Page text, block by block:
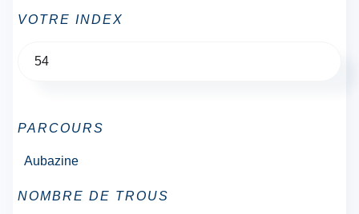
VOTRE INDEX
PARCOURS
Aubazine
NOMBRE DE TROUS